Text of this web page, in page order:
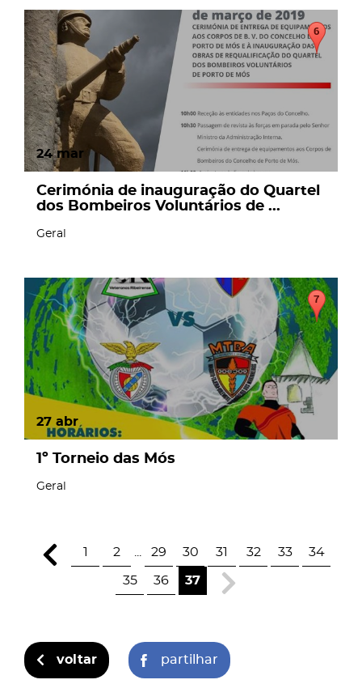
24 mar
Cerimónia de inauguração do Quartel
dos Bombeiros Voluntários de ...
Geral
27 abr
1º Torneio das Mós
Geral
1 2 29 30 31 32 33 34
35 36 37
voltar partilhar